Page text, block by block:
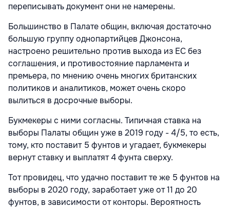
переписывать документ они не намерены.
Большинство в Палате общин, включая достаточно
большую группу однопартийцев Джонсона,
настроено решительно против выхода из ЕС без
соглашения, и противостояние парламента и
премьера, по мнению очень многих британских
политиков и аналитиков, может очень скоро
вылиться в досрочные выборы.
Букмекеры с ними согласны. Типичная ставка на
выборы Палаты общин уже в 2019 году - 4/5, то есть,
тому, кто поставит 5 фунтов и угадает, букмекеры
вернут ставку и выплатят 4 фунта сверху.
Тот провидец, что удачно поставит те же 5 фунтов на
выборы в 2020 году, заработает уже от 11 до 20
фунтов, в зависимости от конторы. Вероятность